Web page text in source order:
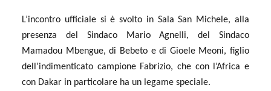
L’incontro ufficiale si è svolto in Sala San Michele, alla
presenza del Sindaco Mario Agnelli, del Sindaco
Mamadou Mbengue, di Bebeto e di Gioele Meoni, figlio
dell’indimenticato campione Fabrizio, che con l’Africa e
con Dakar in particolare ha un legame speciale.